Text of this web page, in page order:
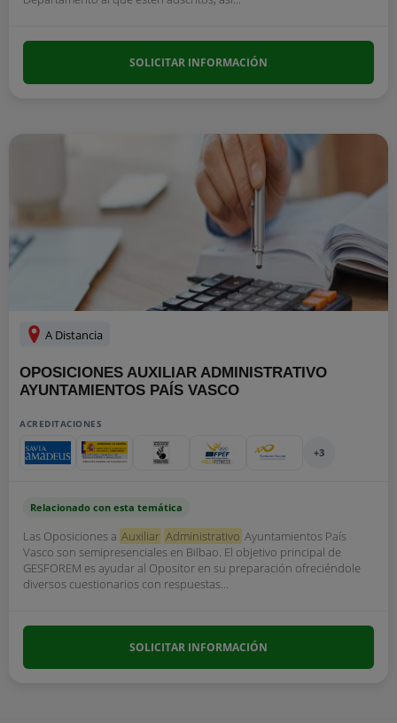
SOLICITAR INFORMACIÓN
A Distancia
OPOSICIONES AUXILIAR ADMINISTRATIVO
AYUNTAMIENTOS PAÍS VASCO
ACREDITACIONES
+3
Relacionado con esta temática
Las Oposiciones a Auxiliar Administrativo Ayuntamientos País
Vasco son semipresenciales en Bilbao. El objetivo principal de
GESFOREM es ayudar al Opositor en su preparación ofreciéndole
diversos cuestionarios con respuestas...
SOLICITAR INFORMACIÓN